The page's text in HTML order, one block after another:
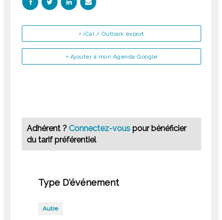
+ Ajouter à mon Agenda Google
+ iCal / Outlook export
Adhérent ?Connectez-vouspour bénéficier
du tarif préférentiel
Type D'événement
Autre